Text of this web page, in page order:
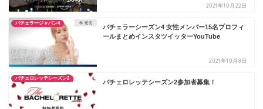
2021年10月22日
バチェラージャパン4
バチェラーシーズン4 女性メンバー15名プロフィ
ールまとめインスタツイッターYouTube
2021年10月8日
バチェロレッテシーズン2
バチェロレッテシーズン2参加者募集！